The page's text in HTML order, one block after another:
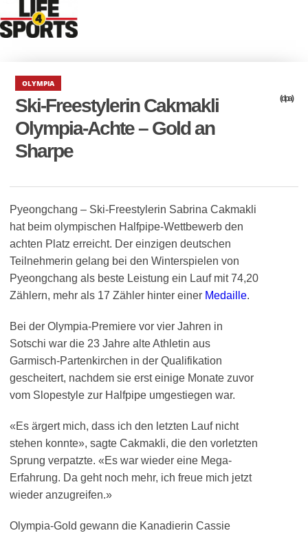
OLYMPIA
Ski-Freestylerin Cakmakli
Olympia-Achte – Gold an
Sharpe
(dpa)
Pyeongchang – Ski-Freestylerin Sabrina Cakmakli
hat beim olympischen Halfpipe-Wettbewerb den
achten Platz erreicht. Der einzigen deutschen
Teilnehmerin gelang bei den Winterspielen von
Pyeongchang als beste Leistung ein Lauf mit 74,20
Zählern, mehr als 17 Zähler hinter einer Medaille.
Bei der Olympia-Premiere vor vier Jahren in
Sotschi war die 23 Jahre alte Athletin aus
Garmisch-Partenkirchen in der Qualifikation
gescheitert, nachdem sie erst einige Monate zuvor
vom Slopestyle zur Halfpipe umgestiegen war.
«Es ärgert mich, dass ich den letzten Lauf nicht
stehen konnte», sagte Cakmakli, die den vorletzten
Sprung verpatzte. «Es war wieder eine Mega-
Erfahrung. Da geht noch mehr, ich freue mich jetzt
wieder anzugreifen.»
Olympia-Gold gewann die Kanadierin Cassie